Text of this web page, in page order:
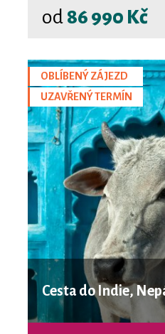
od 86 990 Kč
OBLÍBENÝ ZÁJEZD
UZAVŘENÝ TERMÍN
Cesta do Indie,